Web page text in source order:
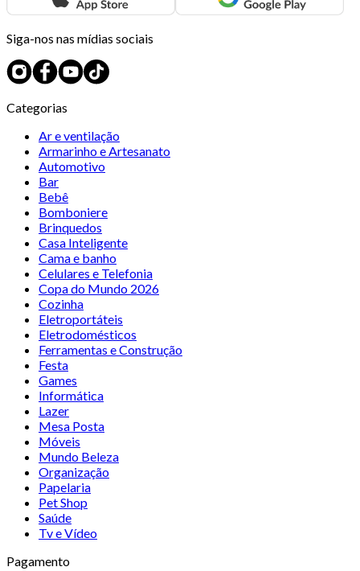
Siga-nos nas mídias sociais
Categorias
Ar e ventilação
Armarinho e Artesanato
Automotivo
Bar
Bebê
Bomboniere
Brinquedos
Casa Inteligente
Cama e banho
Celulares e Telefonia
Copa do Mundo 2026
Cozinha
Eletroportáteis
Eletrodomésticos
Ferramentas e Construção
Festa
Games
Informática
Lazer
Mesa Posta
Móveis
Mundo Beleza
Organização
Papelaria
Pet Shop
Saúde
Tv e Vídeo
Pagamento